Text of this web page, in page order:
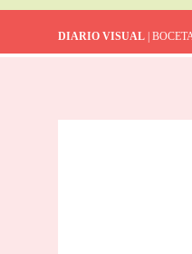
DIARIO VISUAL |